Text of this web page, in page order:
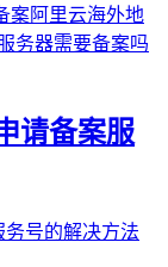
案阿里云海外地
务器需要备案吗
请备案服